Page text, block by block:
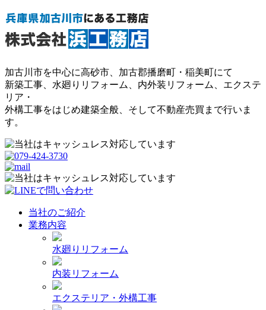
加古川市を中心に高砂市、加古郡播磨町・稲美町にて
新築工事、水廻りリフォーム、内外装リフォーム、エクステ
リア・
外構工事をはじめ建築全般、そして不動産売買まで行いま
す。
当社のご紹介
業務内容
水廻りリフォーム
内装リフォーム
エクステリア・外構工事